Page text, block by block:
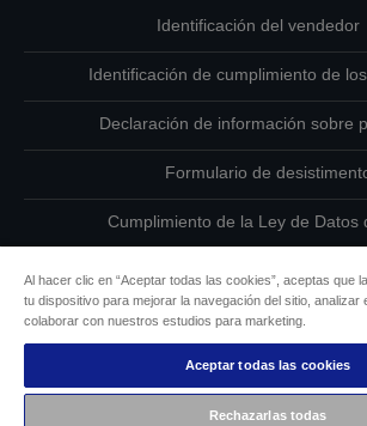
Identificación del vendedor
Identificación de cumplimiento de
Declaración de información sobre
Formulario de
Cumplimiento de la Ley de Datos
Información sobre cookies
Compromiso de accesibilidad de
Al hacer clic en “Aceptar todas las cookies”, aceptas que
tu dispositivo para mejorar la navegación del sitio, analizar
colaborar con nuestros estudios para marketing.
Aceptar todas las cookies
Rechazarlas todas